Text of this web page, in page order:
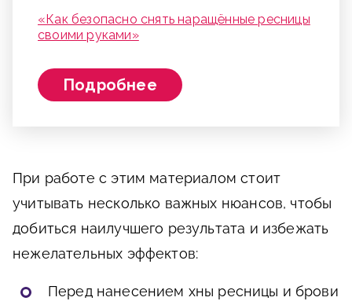
«Как безопасно снять наращённые ресницы
своими руками»
Подробнее
При работе с этим материалом стоит
учитывать несколько важных нюансов, чтобы
добиться наилучшего результата и избежать
нежелательных эффектов:
Перед нанесением хны ресницы и брови